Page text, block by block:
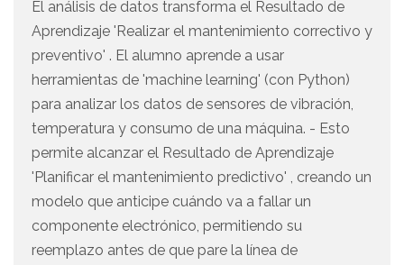
El análisis de datos transforma el Resultado de
Aprendizaje 'Realizar el mantenimiento correctivo y
preventivo' . El alumno aprende a usar
herramientas de 'machine learning' (con Python)
para analizar los datos de sensores de vibración,
temperatura y consumo de una máquina. - Esto
permite alcanzar el Resultado de Aprendizaje
'Planificar el mantenimiento predictivo' , creando un
modelo que anticipe cuándo va a fallar un
componente electrónico, permitiendo su
reemplazo antes de que pare la línea de